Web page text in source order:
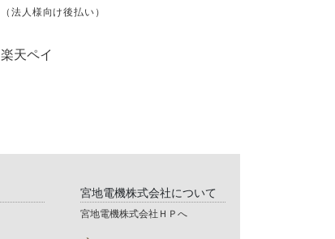
（法人様向け後払い）
楽天ペイ
宮地電機株式会社について
宮地電機株式会社ＨＰへ